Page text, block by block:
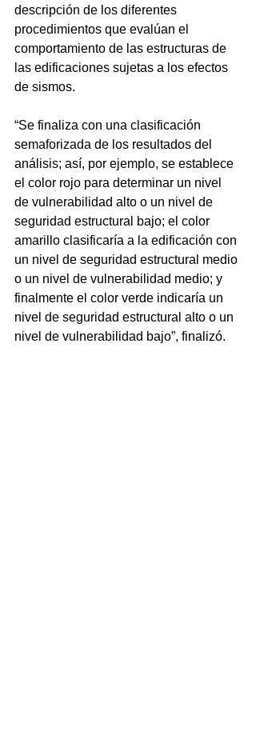
descripción de los diferentes
procedimientos que evalúan el
comportamiento de las estructuras de
las edificaciones sujetas a los efectos
de sismos.
“Se finaliza con una clasificación
semaforizada de los resultados del
análisis; así, por ejemplo, se establece
el color rojo para determinar un nivel
de vulnerabilidad alto o un nivel de
seguridad estructural bajo; el color
amarillo clasificaría a la edificación con
un nivel de seguridad estructural medio
o un nivel de vulnerabilidad medio; y
finalmente el color verde indicaría un
nivel de seguridad estructural alto o un
nivel de vulnerabilidad bajo”, finalizó.